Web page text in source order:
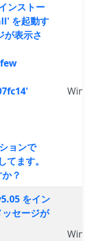
ンストー
を起動す
が表示さ
ョンで
ます。
？
をイン
セージが